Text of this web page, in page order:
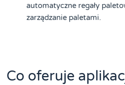
automatyczne regały
zarządzanie paletami.
Co oferuje